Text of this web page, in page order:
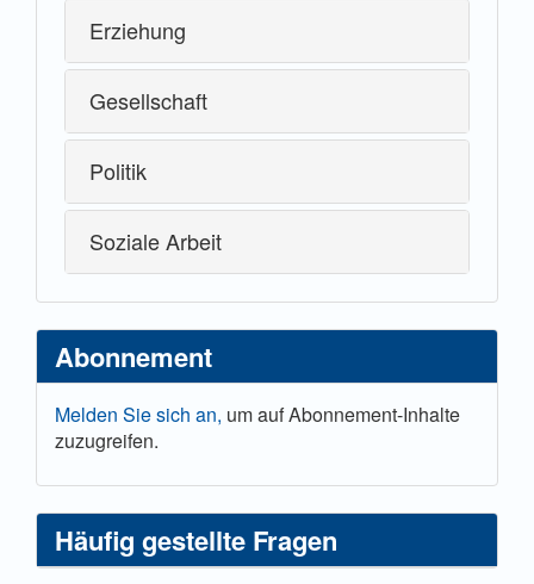
Erziehung
Gesellschaft
Politik
Soziale Arbeit
Abonnement
Melden Sie sich an, um auf Abonnement-Inhalte
zuzugreifen.
Häufig gestellte Fragen